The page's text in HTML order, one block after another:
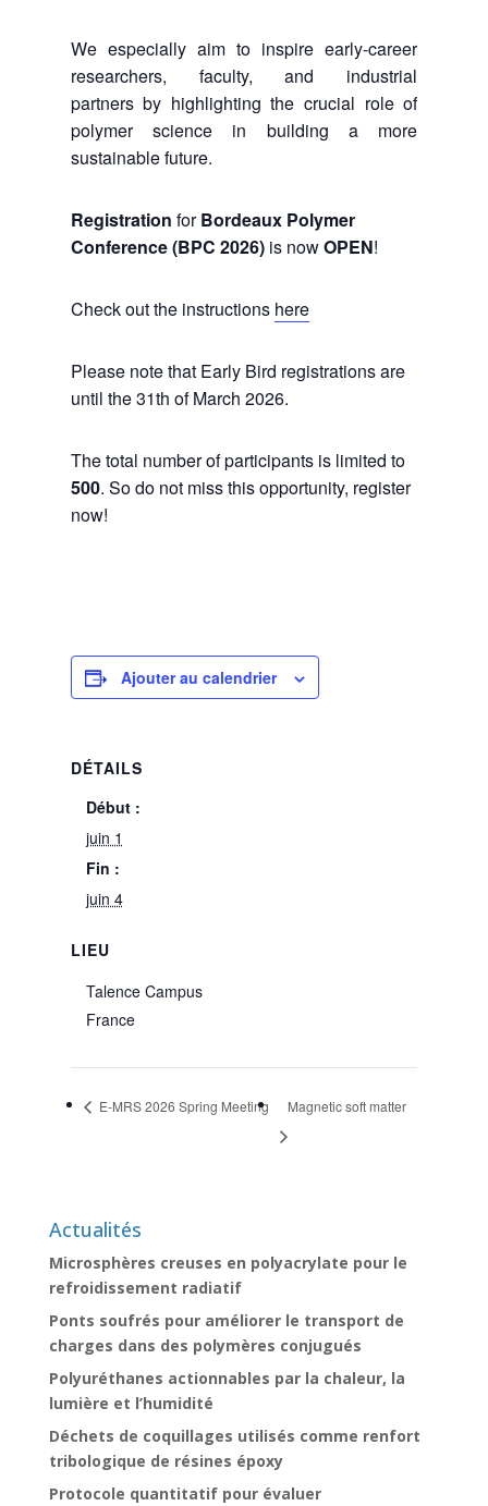
We especially aim to inspire early-career
researchers, faculty, and industrial
partners by highlighting the crucial role of
polymer science in building a more
sustainable future.
Registration forBordeaux Polymer
Conference (BPC 2026)is nowOPEN!
Check out the instructions here
Please note that Early Bird registrations are
until the 31th of March 2026.
The total number of participants is limited to
500. So do not miss this opportunity, register
now!
Ajouter au calendrier
DÉTAILS
Début :
juin 1
Fin :
juin 4
LIEU
Talence Campus
France
E-MRS 2026 Spring Meeting Magnetic soft matter
Actualités
Microsphères creuses en polyacrylate pour le
refroidissement radiatif
Ponts soufrés pour améliorer le transport de
charges dans des polymères conjugués
Polyuréthanes actionnables par la chaleur, la
lumière et l’humidité
Déchets de coquillages utilisés comme renfort
tribologique de résines époxy
Protocole quantitatif pour évaluer